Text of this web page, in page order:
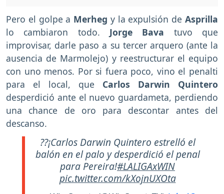
Pero el golpe a Merheg y la expulsión deAsprilla
lo cambiaron todo. Jorge Bava tuvo que
improvisar, darle paso a su tercer arquero (ante la
ausencia de Marmolejo) y reestructurar el equipo
con uno menos. Por si fuera poco, vino el penalti
para el local, que Carlos Darwin Quintero
desperdició ante el nuevo guardameta, perdiendo
una chance de oro para descontar antes del
descanso.
??¡Carlos Darwin Quintero estrelló el
balón en el palo y desperdició el penal
para Pereira!#LALIGAxWIN
pic.twitter.com/kXojnUXOta